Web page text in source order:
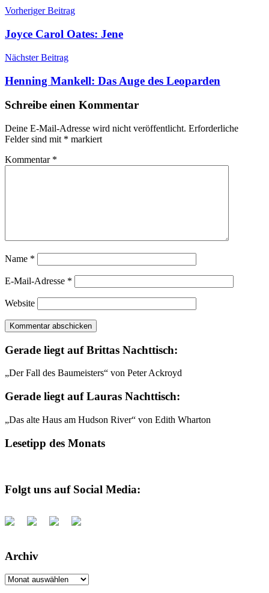
Schlagwörter:
Myers,
Cuddy
Beitragsnavigation
Vorheriger Beitrag
Joyce Carol Oates: Jene
Nächster Beitrag
Henning Mankell: Das Auge des Leoparden
Schreibe einen Kommentar
Deine E-Mail-Adresse wird nicht veröffentlicht. Erforderliche
Felder sind mit * markiert
Kommentar *
Name *
E-Mail-Adresse *
Website
Gerade liegt auf Brittas Nachttisch:
„Der Fall des Baumeisters“ von Peter Ackroyd
Gerade liegt auf Lauras Nachttisch:
„Das alte Haus am Hudson River“ von Edith Wharton
Lesetipp des Monats
Folgt uns auf Social Media:
Archiv
Archiv